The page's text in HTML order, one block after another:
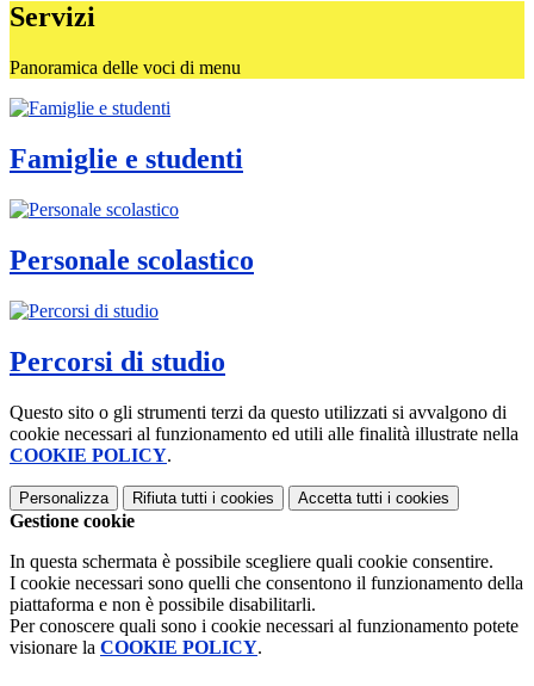
Servizi
Panoramica delle voci di menu
Famiglie e studenti
Personale scolastico
Percorsi di studio
Questo sito o gli strumenti terzi da questo utilizzati si avvalgono di
cookie necessari al funzionamento ed utili alle finalità illustrate nella
COOKIE POLICY.
Personalizza Rifiuta tutti i cookies Accetta tutti i cookies
Gestione cookie
In questa schermata è possibile scegliere quali cookie consentire.
I cookie necessari sono quelli che consentono il funzionamento della
piattaforma e non è possibile disabilitarli.
Per conoscere quali sono i cookie necessari al funzionamento potete
visionare la COOKIE POLICY.